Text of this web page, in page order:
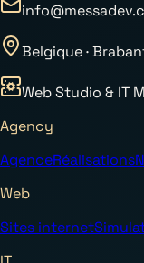
Belgique ·
Web Studio & IT
Agency
AgenceRéalisations
Web
Sites internet